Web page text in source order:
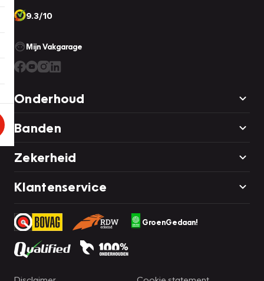
9.3/10
Mijn Vakgarage
Onderhoud
Banden
Zekerheid
Klantenservice
GroenGedaan!